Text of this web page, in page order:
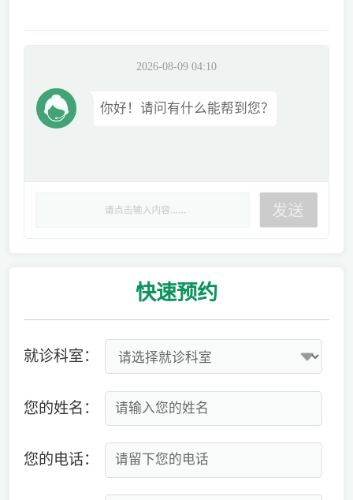
2026-08-09 04:10
你好！请问有什么能帮到您？
快速预约
就诊科室：
您的姓名：
您的电话：